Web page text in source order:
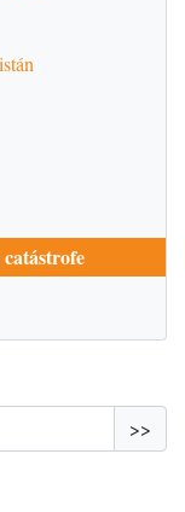
catástrofe
>>